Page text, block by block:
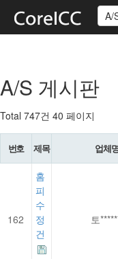
A/
A/S 게시판
Total 747건 40 페이지
번호 제목 업체
162
홈
피
수
정
건
토